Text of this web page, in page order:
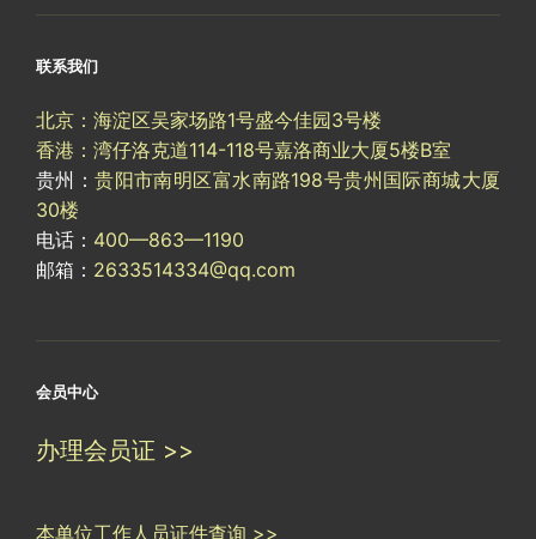
联系我们
北京：海淀区吴家场路1号盛今佳园3号楼
香港：湾仔洛克道114-118号嘉洛商业大厦5楼B室
贵州：贵阳市南明区富水南路198号贵州国际商城大厦
30楼
电话： 400—863—1190
邮箱： 2633514334@qq.com
会员中心
办理会员证 >>
本单位工作人员证件查询 >>